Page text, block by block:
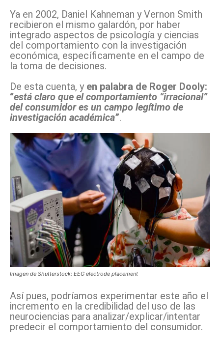
Ya en 2002, Daniel Kahneman y Vernon Smith
recibieron el mismo galardón, por haber
integrado aspectos de psicología y ciencias
del comportamiento con la investigación
económica, específicamente en el campo de
la toma de decisiones.
De esta cuenta, y en palabra de Roger Dooly:
“está claro que el comportamiento “irracional”
del consumidor es un campo legítimo de
investigación académica”.
Imagen de Shutterstock: EEG electrode placement
Así pues, podríamos experimentar este año el
incremento en la credibilidad del uso de las
neurociencias para analizar/explicar/intentar
predecir el comportamiento del consumidor.